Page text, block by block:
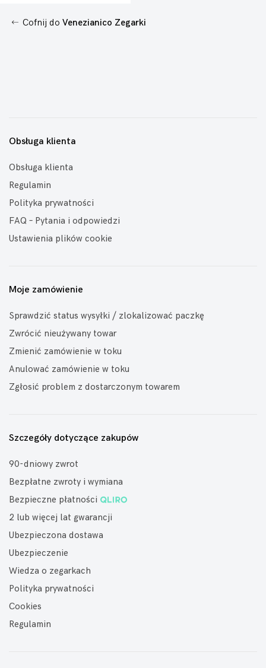
Cofnij do Venezianico Zegarki
Obsługa klienta
Obsługa klienta
Regulamin
Polityka prywatności
FAQ – Pytania i odpowiedzi
Ustawienia plików cookie
Moje zamówienie
Sprawdzić status wysyłki / zlokalizować paczkę
Zwrócić nieużywany towar
Zmienić zamówienie w toku
Anulować zamówienie w toku
Zgłosić problem z dostarczonym towarem
Szczegóły dotyczące zakupów
90-dniowy zwrot
Bezpłatne zwroty i wymiana
Bezpieczne płatności
2 lub więcej lat gwarancji
Ubezpieczona dostawa
Ubezpieczenie
Wiedza o zegarkach
Polityka prywatności
Cookies
Regulamin